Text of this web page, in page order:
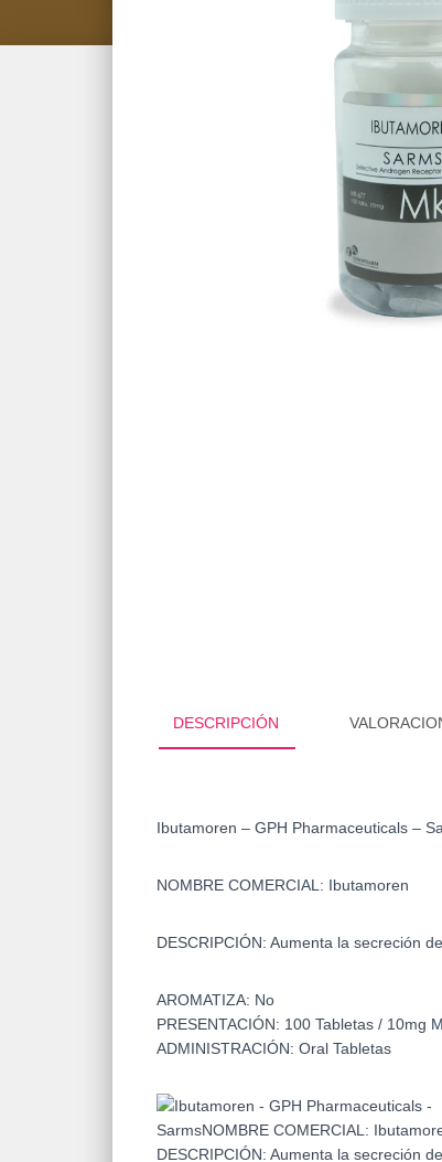
DESCRIPCIÓN
Ibutamoren – GPH Pharmaceuticals –
NOMBRE COMERCIAL: Ibutamoren
DESCRIPCIÓN: Aumenta la secreción
AROMATIZA: No
PRESENTACIÓN: 100 Tabletas / 10mg
ADMINISTRACIÓN: Oral Tabletas